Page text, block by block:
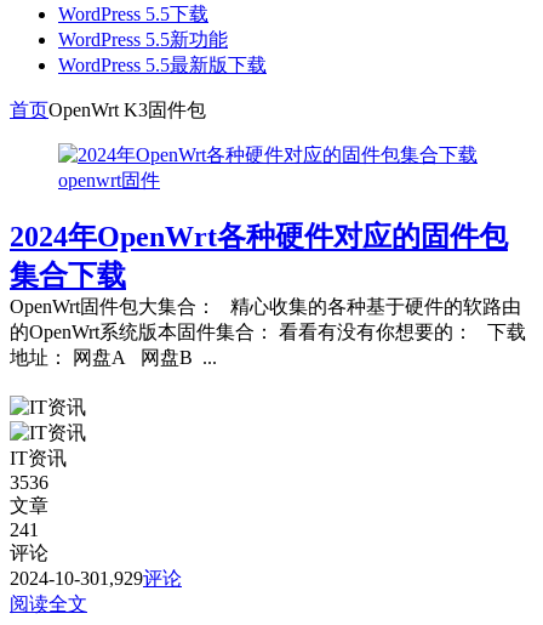
WordPress 5.5下载
WordPress 5.5新功能
WordPress 5.5最新版下载
首页OpenWrt K3固件包
openwrt固件
2024年OpenWrt各种硬件对应的固件包
集合下载
OpenWrt固件包大集合： 精心收集的各种基于硬件的软路由
的OpenWrt系统版本固件集合： 看看有没有你想要的： 下载
地址： 网盘A 网盘B ...
IT资讯
3536
文章
241
评论
2024-10-301,929评论
阅读全文